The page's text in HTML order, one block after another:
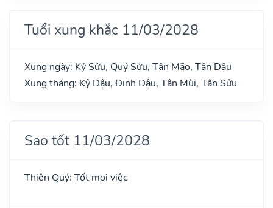
Tuổi xung khắc 11/03/2028
Xung ngày: Kỷ Sửu, Quý Sửu, Tân Mão, Tân Dậu
Xung tháng: Kỷ Dậu, Đinh Dậu, Tân Mùi, Tân Sửu
Sao tốt 11/03/2028
Thiên Quý: Tốt mọi việc